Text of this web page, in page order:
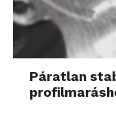
Páratlan